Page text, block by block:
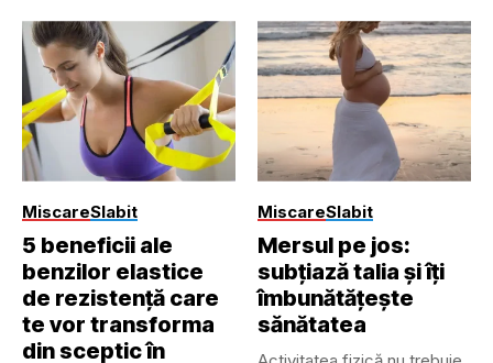
pot avea mai multe forme,
• Dispozitive cu prindere (clip-
on)
• Îmbrăcăminte inteligentă
• Ochelari și lentile de
contact inteligente
• Căști/headset-uri...
MiscareSlabit
5 beneficii ale
benzilor elastice
de rezistență care
te vor transforma
din sceptic în
MiscareSlabit
Mersul pe jos:
subțiază talia și îți
îmbunătățește
sănătatea